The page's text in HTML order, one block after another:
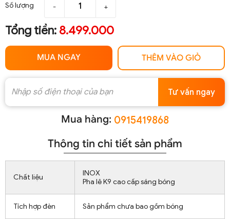
Số lượng - +
Tổng tiền: 8.499.000
MUA NGAY THÊM VÀO GIỎ
Tư vấn ngay
Mua hàng: 0915419868
Thông tin chi tiết sản phẩm
Chất liệu
INOX
Pha lê K9 cao cấp sáng bóng
Tích hợp đèn Sản phẩm chưa bao gồm bóng